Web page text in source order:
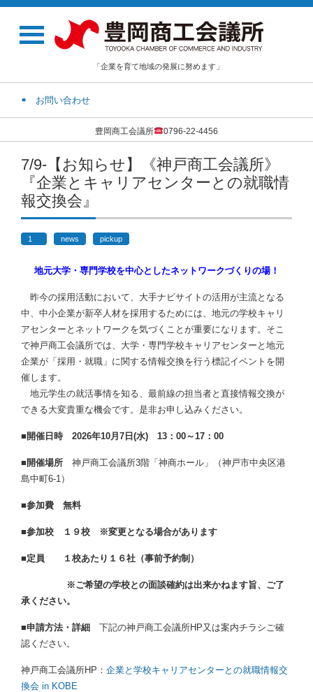
「企業を育て地域の発展に努めます」
お問い合わせ
豊岡商工会議所 0796-22-4456
7/9-【お知らせ】《神戸商工会議所》
『企業とキャリアセンターとの就職情
報交換会』
1 news pickup
地元大学・専門学校を中心としたネットワークづくりの場！
昨今の採用活動において、大手ナビサイトの活用が主流となる
中、中小企業が新卒人材を採用するためには、地元の学校キャリ
アセンターとネットワークを気づくことが重要になります。そこ
で神戸商工会議所では、大学・専門学校キャリアセンターと地元
企業が「採用・就職」に関する情報交換を行う標記イベントを開
催します。
地元学生の就活事情を知る、最前線の担当者と直接情報交換が
できる大変貴重な機会です。是非お申し込みください。
■開催日時 2026年10月7日(水) 13：00～17：00
■開催場所 神戸商⼯会議所3階「神商ホール」（神戸市中央区港
島中町6-1）
■参加費 無料
■参加校 １９校 ※変更となる場合があります
■定員 １校あたり１６社（事前予約制）
※ご希望の学校との面談確約は出来かねます旨、ご了
承ください。
■申請方法・詳細 下記の神戸商工会議所HP又は案内チラシご確
認ください。
神戸商工会議所HP： 企業と学校キャリアセンターとの就職情報交
換会 in KOBE